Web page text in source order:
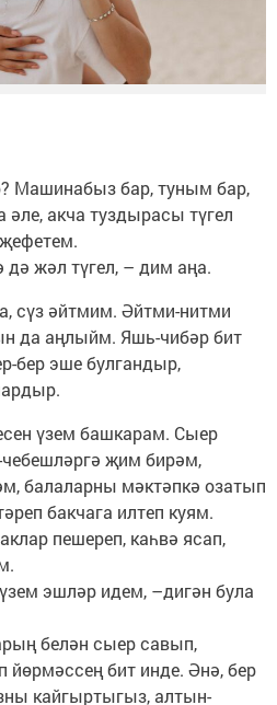
Машинабыз бар, туным бар,
акча туздырасы түгел
дә жәл түгел, – дим аңа.
сүз әйтмим. Әйтми-нитми
да аңлыйм. Яшь-чибәр бит
бер эше булгандыр,
үзем башкарам. Сыер
җим бирәм,
балаларны мәктәпкә озатып
бакчага илтеп куям.
пешереп, каһвә ясап,
эшләр идем, –дигән була
белән сыер савып,
йөрмәссең бит инде. Әнә, бер
кайгыртыгыз, алтын-